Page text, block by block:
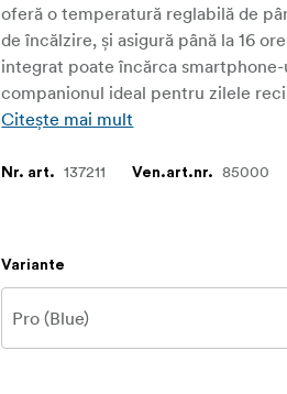
oferă o temperatură reglabilă de
de încălzire, și asigură până la 16
integrat poate încărca
companionul ideal pentru zilele
Citește mai mult
Nr. art. 137211 Ven.art.nr. 85000
Variante